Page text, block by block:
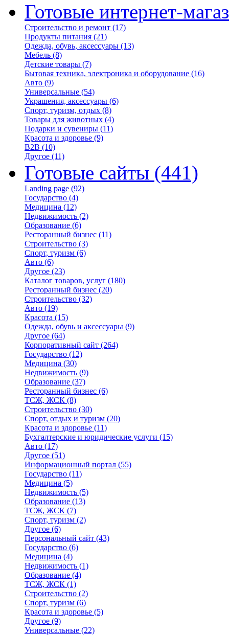
Готовые интернет-
Строительство и ремонт (17)
Продукты питания (21)
Одежда, обувь, аксессуары (13)
Мебель (8)
Детские товары (7)
Бытовая техника, электроника и оборудование (16)
Авто (9)
Универсальные (54)
Украшения, аксессуары (6)
Спорт, туризм, отдых (8)
Товары для животных (4)
Подарки и сувениры (11)
Красота и здоровье (9)
B2B (10)
Другое (11)
Готовые сайты (441)
Landing page (92)
Государство (4)
Медицина (12)
Недвижимость (2)
Образование (6)
Ресторанный бизнес (11)
Строительство (3)
Спорт, туризм (6)
Авто (6)
Другое (23)
Каталог товаров, услуг (180)
Ресторанный бизнес (20)
Строительство (32)
Авто (19)
Красота (15)
Одежда, обувь и аксессуары (9)
Другое (64)
Корпоративный сайт (264)
Государство (12)
Медицина (30)
Недвижимость (9)
Образование (37)
Ресторанный бизнес (6)
ТСЖ, ЖСК (8)
Строительство (30)
Спорт, отдых и туризм (20)
Красота и здоровье (11)
Бухгалтерские и юридические услуги (15)
Авто (17)
Другое (51)
Информационный портал (55)
Государство (11)
Медицина (5)
Недвижимость (5)
Образование (13)
ТСЖ, ЖСК (7)
Спорт, туризм (2)
Другое (6)
Персональный сайт (43)
Государство (6)
Медицина (4)
Недвижимость (1)
Образование (4)
ТСЖ, ЖСК (1)
Строительство (2)
Спорт, туризм (6)
Красота и здоровье (5)
Другое (9)
Универсальные (22)